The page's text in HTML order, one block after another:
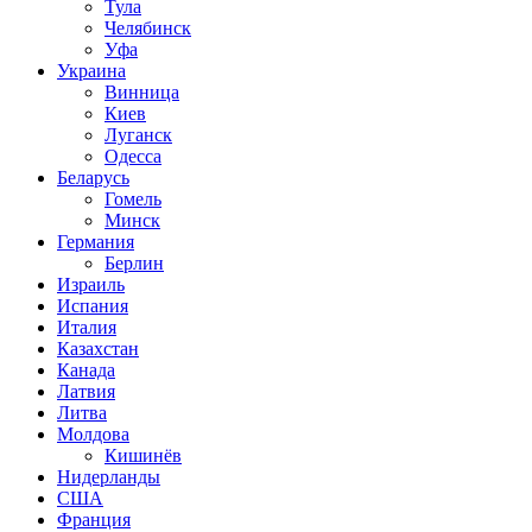
Тула
Челябинск
Уфа
Украина
Винница
Киев
Луганск
Одесса
Беларусь
Гомель
Минск
Германия
Берлин
Израиль
Испания
Италия
Казахстан
Канада
Латвия
Литва
Молдова
Кишинёв
Нидерланды
США
Франция